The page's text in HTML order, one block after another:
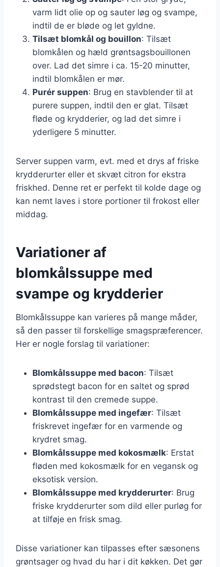
varm lidt olie op og sauter løg og svampe,
indtil de er bløde og let gyldne.
Tilsæt blomkål og bouillon: Tilsæt
blomkålen og hæld grøntsagsbouillonen
over. Lad det simre i ca. 15-20 minutter,
indtil blomkålen er mør.
Purér suppen: Brug en stavblender til at
purere suppen, indtil den er glat. Tilsæt
fløde og krydderier, og lad det simre i
yderligere 5 minutter.
Server suppen varm, evt. med et drys af friske
krydderurter eller et skvæt citron for ekstra
friskhed. Denne ret er perfekt til kolde dage og
kan nemt laves i store portioner til frokost eller
middag.
Variationer af
blomkålssuppe med
svampe og krydderier
Blomkålssuppe kan varieres på mange måder,
så den passer til forskellige smagspræferencer.
Her er nogle forslag til variationer:
Blomkålssuppe med bacon: Tilsæt
sprødstegt bacon for en saltet og sprød
kontrast til den cremede suppe.
Blomkålssuppe med ingefær: Tilsæt
friskrevet ingefær for en varmende og
krydret smag.
Blomkålssuppe med kokosmælk: Erstat
fløden med kokosmælk for en vegansk og
eksotisk version.
Blomkålssuppe med krydderurter: Brug
friske krydderurter som dild eller purløg for
at tilføje en frisk smag.
Disse variationer kan tilpasses efter sæsonens
grøntsager og hvad du har i dit køkken. Det gør